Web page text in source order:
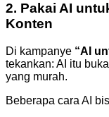
2. Pakai AI
Konten
Di kampanye “AI
tekankan: AI itu
yang murah.
Beberapa cara AI